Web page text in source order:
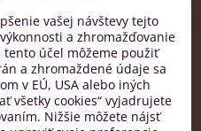
vašej návštevy tejto
a zhromažďovanie
účel môžeme použiť
a zhromaždené údaje sa
v EÚ, USA alebo iných
všetky cookies“ vyjadrujete
Nižšie môžete nájsť